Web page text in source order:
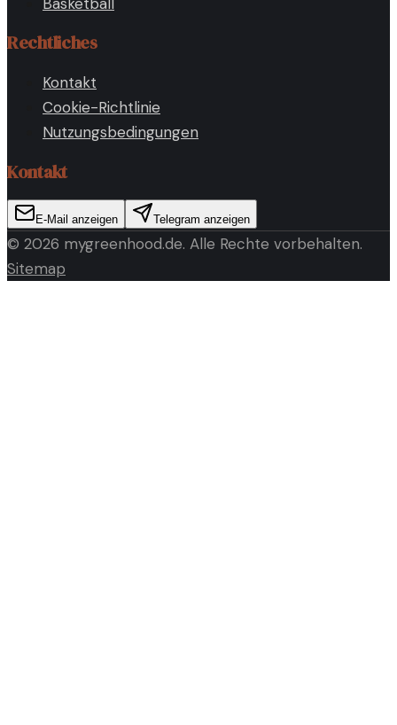
Rechtliches
Kontakt
Cookie-Richtlinie
Nutzungsbedingungen
Kontakt
E-Mail anzeigen Telegram anzeigen
© 2026 mygreenhood.de. Alle Rechte vorbehalten.
Sitemap